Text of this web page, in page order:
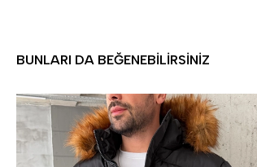
BUNLARI DA BEĞENEBILIRSINIZ